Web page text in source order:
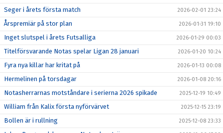
Seger i årets första match 2026-02-01 23:24
Årspremiär på stor plan 2026-01-31 19:10
Inget slutspel i årets Futsalliga 2026-01-29 00:03
Titelförsvarande Notas spelar Ligan 28 januari 2026-01-20 10:24
Fyra nya killar har kritat på 2026-01-13 00:08
Hermelinen på torsdagar 2026-01-08 20:16
Notasherrarnas motståndare i serierna 2026 spikade 2025-12-19 10:49
William från Kalix första nyförvärvet 2025-12-15 23:19
Bollen är i rullning 2025-12-08 23:33